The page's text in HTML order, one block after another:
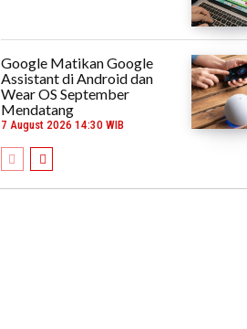
Google Matikan Google
Assistant di Android dan
Wear OS September
Mendatang
7 August 2026 14:30 WIB